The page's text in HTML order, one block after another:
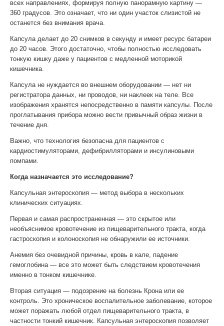
всех направлениях, формируя полную панорамную картину —
360 градусов. Это означает, что ни один участок слизистой не
останется без внимания врача.
Капсула делает до 20 снимков в секунду и имеет ресурс батареи
до 20 часов. Этого достаточно, чтобы полностью исследовать
тонкую кишку даже у пациентов с медленной моторикой
кишечника.
Капсула не нуждается во внешнем оборудовании — нет ни
регистратора данных, ни проводов, ни наклеек на теле. Все
изображения хранятся непосредственно в памяти капсулы. После
проглатывания прибора можно вести привычный образ жизни в
течение дня.
Важно, что технология безопасна для пациентов с
кардиостимуляторами, дефибрилляторами и инсулиновыми
помпами.
Когда назначается это исследование?
Капсульная энтероскопия — метод выбора в нескольких
клинических ситуациях.
Первая и самая распространенная — это скрытое или
необъяснимое кровотечение из пищеварительного тракта, когда
гастроскопия и колоноскопия не обнаружили ее источники.
Анемия без очевидной причины, кровь в кале, падение
гемоглобина — все это может быть следствием кровотечения
именно в тонком кишечнике.
Вторая ситуация — подозрение на болезнь Крона или ее
контроль. Это хроническое воспалительное заболевание, которое
может поражать любой отдел пищеварительного тракта, в
частности тонкий кишечник. Капсульная энтероскопия позволяет